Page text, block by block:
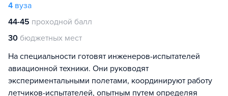
4 вуза
44-45 проходной балл
30 бюджетных мест
На специальности готовят инженеров-испытателей
авиационной техники. Они руководят
экспериментальными полетами, координируют работу
летчиков-испытателей, опытным путем определяя